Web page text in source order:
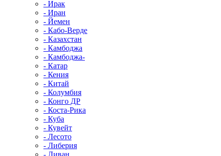
- Ирак
- Иран
- Йемен
- Кабо-Верде
- Казахстан
- Камбоджа
- Камбоджа-
- Катар
- Кения
- Китай
- Колумбия
- Конго ДР
- Коста-Рика
- Куба
- Кувейт
- Лесото
- Либерия
- Ливан